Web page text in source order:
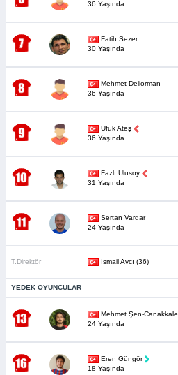
36 Yaşında
Fatih Sezer
30 Yaşında
Mehmet Deliorman
36 Yaşında
Ufuk Ateş
36 Yaşında
Fazlı Ulusoy
31 Yaşında
Sertan Vardar
24 Yaşında
T.Direktör İsmail Avcı (36)
YEDEK OYUNCULAR
Mehmet Şen-Canakkale
24 Yaşında
Eren Güngör
18 Yaşında